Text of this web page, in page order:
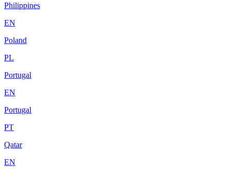
Philippines
EN
Poland
PL
Portugal
EN
Portugal
PT
Qatar
EN